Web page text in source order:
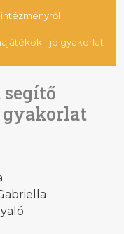
intézményről
- jó gyakorlat